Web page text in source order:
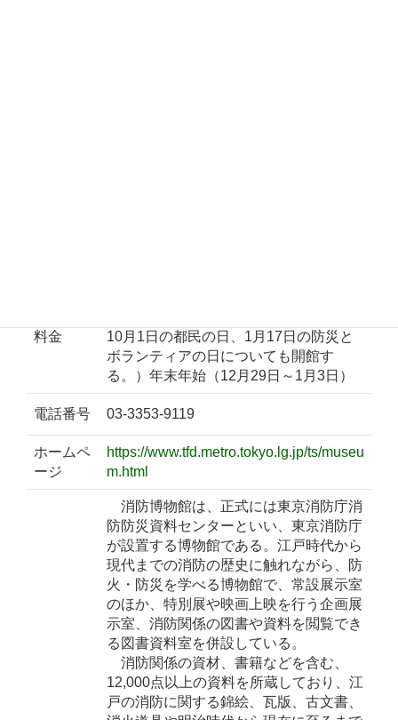
料金
10月1日の都民の日、1月17日の防災と
ボランティアの日についても開館す
る。）年末年始（12月29日～1月3日）
電話番号 03-3353-9119
ホームペ
ージ
https://www.tfd.metro.tokyo.lg.jp/ts/museu
m.html
消防博物館は、正式には東京消防庁消
防防災資料センターといい、東京消防庁
が設置する博物館である。江戸時代から
現代までの消防の歴史に触れながら、防
火・防災を学べる博物館で、常設展示室
のほか、特別展や映画上映を行う企画展
示室、消防関係の図書や資料を閲覧でき
る図書資料室を併設している。
消防関係の資材、書籍などを含む、
12,000点以上の資料を所蔵しており、江
戸の消防に関する錦絵、瓦版、古文書、